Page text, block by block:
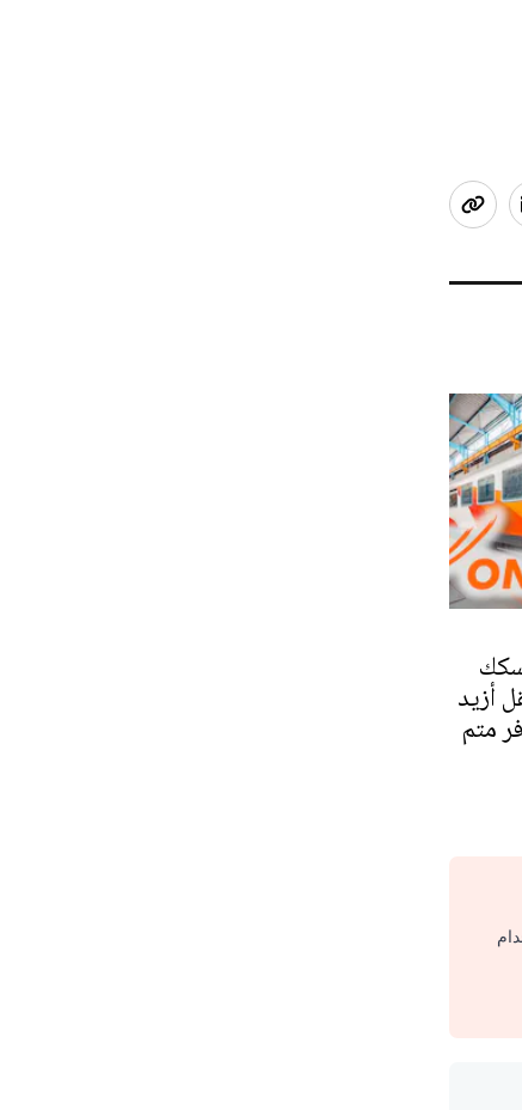
أزيد
متم